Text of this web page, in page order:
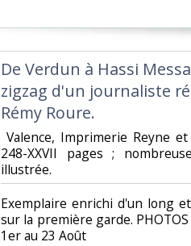
‎De Verdun à Hassi
zigzag d'un journaliste
Rémy Roure.‎
Valence, Imprimerie Reyne
248-XXVII pages ;
illustrée. ‎
‎Exemplaire enrichi d'un long
sur la première garde.
1er au 23 Août‎